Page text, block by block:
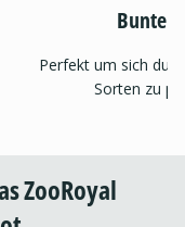
Bunter
Perfekt um sich
Sorten zu
ZooRoyal